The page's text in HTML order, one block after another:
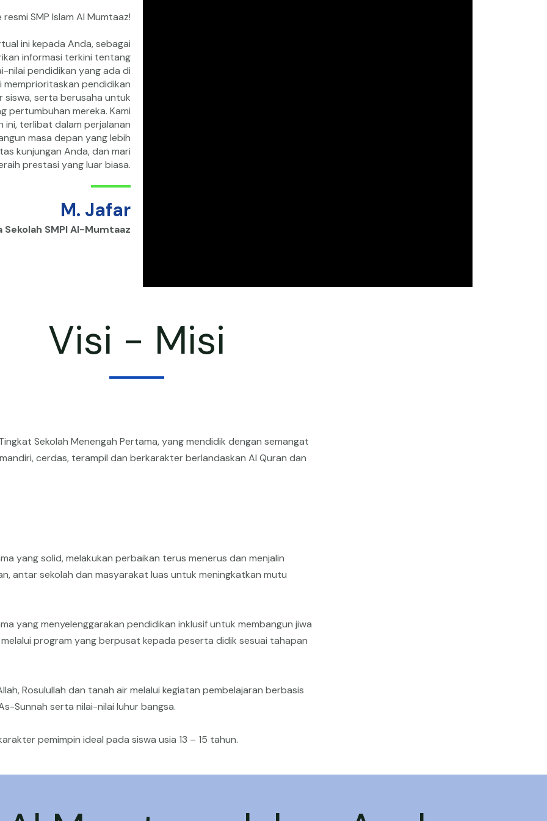
SMP Islam Al Mumtaaz!
ini kepada Anda, sebagai
informasi terkini tentang
nilai pendidikan yang ada di
memprioritaskan pendidikan
serta berusaha untuk
pertumbuhan mereka. Kami
ini, terlibat dalam perjalanan
masa depan yang lebih
kunjungan Anda, dan mari
prestasi yang luar biasa.
M. Jafar
Sekolah SMPI Al-Mumtaaz
Visi - Misi
Sekolah Menengah Pertama, yang mendidik dengan semangat
cerdas, terampil dan berkarakter berlandaskan Al Quran dan
yang solid, melakukan perbaikan terus menerus dan menjalin
antar sekolah dan masyarakat luas untuk meningkatkan mutu
yang menyelenggarakan pendidikan inklusif untuk membangun jiwa
program yang berpusat kepada peserta didik sesuai tahapan
Rosulullah dan tanah air melalui kegiatan pembelajaran berbasis
Sunnah serta nilai-nilai luhur bangsa.
pemimpin ideal pada siswa usia 13 – 15 tahun.